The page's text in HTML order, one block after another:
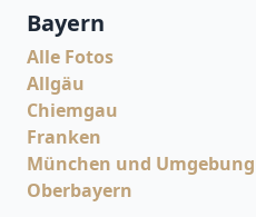
Bayern
Alle Fotos
Allgäu
Chiemgau
Franken
München und Umgebung
Oberbayern